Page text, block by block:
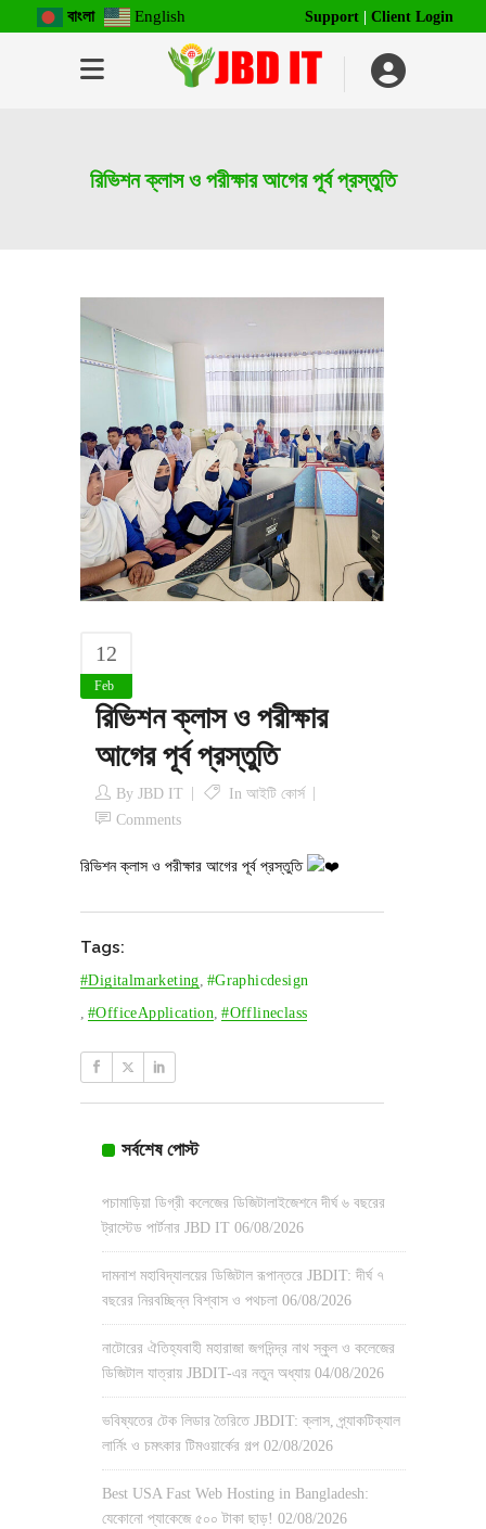
বাংলা English Support Client Login
রিভিশন ক্লাস ও পরীক্ষার আগের পূর্ব প্রস্তুতি
12
Feb
রিভিশন ক্লাস ও পরীক্ষার
আগের পূর্ব প্রস্তুতি
By JBD IT In আইটি কোর্স
Comments
রিভিশন ক্লাস ও পরীক্ষার আগের পূর্ব প্রস্তুতি
Tags:
#digitalmarketing, #graphicdesign
, #OfficeApplication, #offlineclass
সর্বশেষ পোস্ট
পচামাড়িয়া ডিগ্রী কলেজের ডিজিটালাইজেশনে দীর্ঘ ৬ বছরের
ট্রাস্টেড পার্টনার JBD IT 06/08/2026
দামনাশ মহাবিদ্যালয়ের ডিজিটাল রূপান্তরে JBDIT: দীর্ঘ ৭
বছরের নিরবচ্ছিন্ন বিশ্বাস ও পথচলা 06/08/2026
নাটোরের ঐতিহ্যবাহী মহারাজা জগদিন্দ্র নাথ স্কুল ও কলেজের
ডিজিটাল যাত্রায় JBDIT-এর নতুন অধ্যায় 04/08/2026
ভবিষ্যতের টেক লিডার তৈরিতে JBDIT: ক্লাস, প্র্যাকটিক্যাল
লার্নিং ও চমৎকার টিমওয়ার্কের গল্প 02/08/2026
Best USA Fast Web Hosting in Bangladesh:
যেকোনো প্যাকেজে ৫০০ টাকা ছাড়! 02/08/2026